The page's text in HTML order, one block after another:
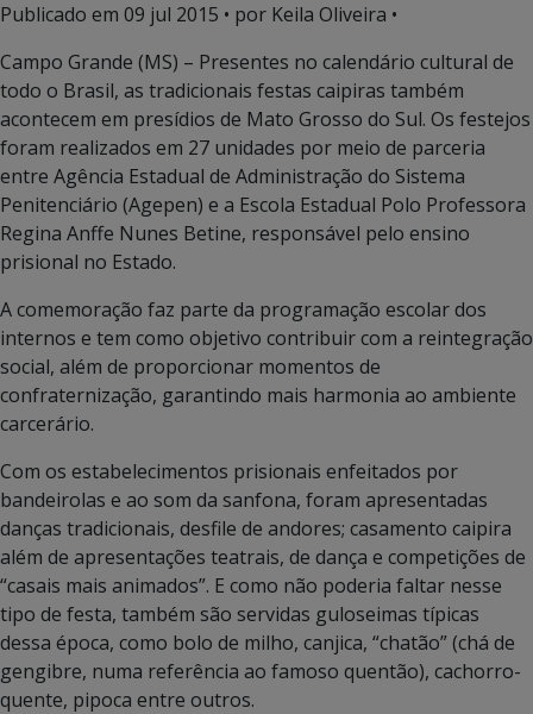
Publicado em 09 jul 2015 • por Keila Oliveira •
Campo Grande (MS) – Presentes no calendário cultural de
todo o Brasil, as tradicionais festas caipiras também
acontecem em presídios de Mato Grosso do Sul. Os festejos
foram realizados em 27 unidades por meio de parceria
entre Agência Estadual de Administração do Sistema
Penitenciário (Agepen) e a Escola Estadual Polo Professora
Regina Anffe Nunes Betine, responsável pelo ensino
prisional no Estado.
A comemoração faz parte da programação escolar dos
internos e tem como objetivo contribuir com a reintegração
social, além de proporcionar momentos de
confraternização, garantindo mais harmonia ao ambiente
carcerário.
Com os estabelecimentos prisionais enfeitados por
bandeirolas e ao som da sanfona, foram apresentadas
danças tradicionais, desfile de andores; casamento caipira
além de apresentações teatrais, de dança e competições de
“casais mais animados”. E como não poderia faltar nesse
tipo de festa, também são servidas guloseimas típicas
dessa época, como bolo de milho, canjica, “chatão” (chá de
gengibre, numa referência ao famoso quentão), cachorro-
quente, pipoca entre outros.